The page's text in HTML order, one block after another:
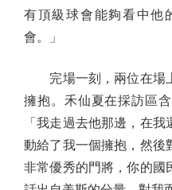
有頂級球會能夠看中他
會。」
完場一刻，兩位在場
擁抱。禾仙夏在採訪區
「我走過去他那邊，在
動給了我一個擁抱，然後
非常優秀的門將，你的國